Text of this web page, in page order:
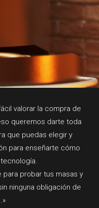
valorar la compra de
queremos darte toda
que puedas elegir y
para enseñarte cómo
probar tus masas y
ninguna obligación de